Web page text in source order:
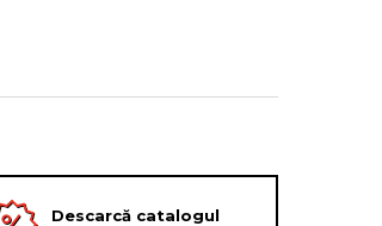
Descarcă catalogul